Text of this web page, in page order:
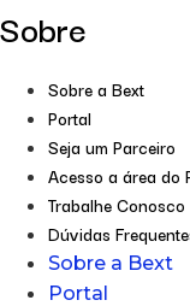
Sobre
Sobre a Bext
Portal
Seja um Parceiro
Acesso a área do
Trabalhe Conosco
Dúvidas
Sobre a Bext
Portal